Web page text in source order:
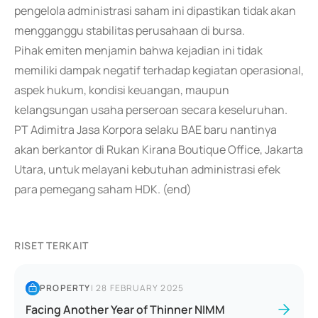
pengelola administrasi saham ini dipastikan tidak akan
mengganggu stabilitas perusahaan di bursa.
Pihak emiten menjamin bahwa kejadian ini tidak
memiliki dampak negatif terhadap kegiatan operasional,
aspek hukum, kondisi keuangan, maupun
kelangsungan usaha perseroan secara keseluruhan.
PT Adimitra Jasa Korpora selaku BAE baru nantinya
akan berkantor di Rukan Kirana Boutique Office, Jakarta
Utara, untuk melayani kebutuhan administrasi efek
para pemegang saham HDK. (end)
RISET TERKAIT
PROPERTY|28 FEBRUARY 2025
Facing Another Year of Thinner NIMM